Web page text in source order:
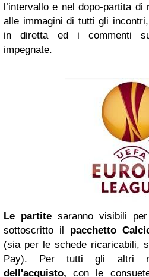
l’intervallo e nel dopo-partita
alle immagini di tutti gli
in diretta ed i commenti
impegnate.
Le partite saranno visibili
sottoscritto il pacchetto
(sia per le schede ricaricabili,
Pay). Per tutti gli altri
dell'acquisto, con le